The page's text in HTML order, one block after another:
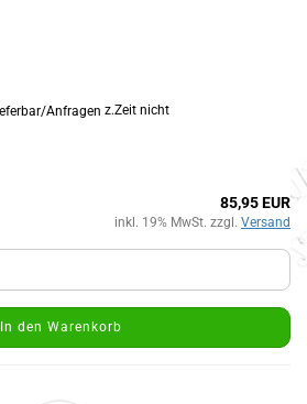
z.Zeit nicht
85,95 EUR
inkl. 19% MwSt. zzgl. Versand
In den Warenkorb